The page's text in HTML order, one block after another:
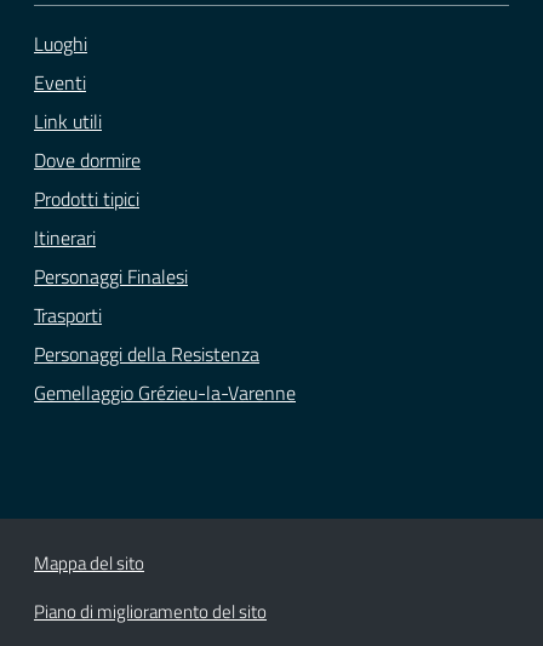
Luoghi
Eventi
Link utili
Dove dormire
Prodotti tipici
Itinerari
Personaggi Finalesi
Trasporti
Personaggi della Resistenza
Gemellaggio Grézieu-la-Varenne
Mappa del sito
Piano di miglioramento del sito